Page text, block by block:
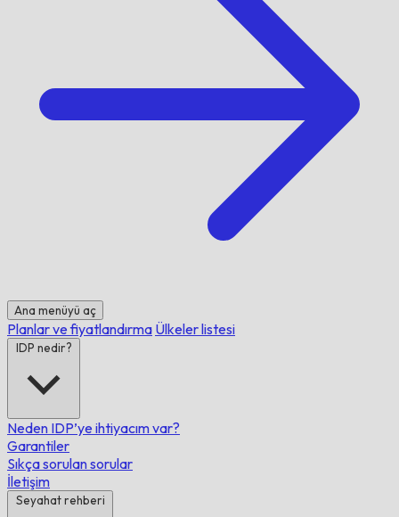
Ana menüyü aç
Planlar ve fiyatlandırma Ülkeler listesi
IDP nedir?
Neden IDP’ye ihtiyacım var?
Garantiler
Sıkça sorulan sorular
İletişim
Seyahat rehberi